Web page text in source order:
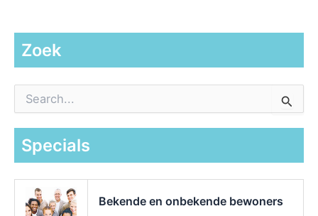
Zoek
a
Specials
Bekende en onbekende bewoners